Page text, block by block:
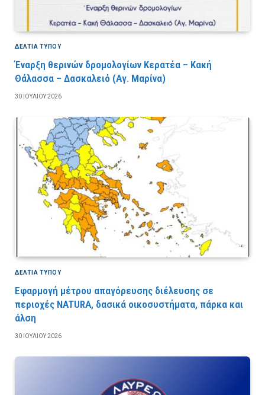
ΔΕΛΤΙΑ ΤΥΠΟΥ
Έναρξη θερινών δρομολογίων Κερατέα – Κακή
Θάλασσα – Δασκαλειό (Αγ. Μαρίνα)
30 ΙΟΥΛΊΟΥ 2026
ΔΕΛΤΙΑ ΤΥΠΟΥ
Εφαρμογή μέτρου απαγόρευσης διέλευσης σε
περιοχές NATURA, δασικά οικοσυστήματα, πάρκα και
άλση
30 ΙΟΥΛΊΟΥ 2026